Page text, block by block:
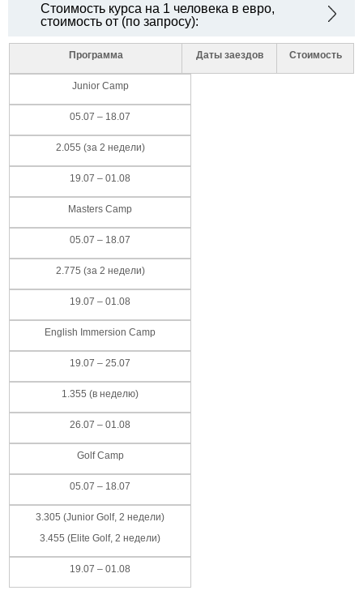
Стоимость курса на 1 человека в евро,
стоимость от (по запросу):
Программа Даты заездов Стоимость
Junior Camp
05.07 – 18.07
2.055 (за 2 недели)
19.07 – 01.08
Masters Camp
05.07 – 18.07
2.775 (за 2 недели)
19.07 – 01.08
English Immersion Camp
19.07 – 25.07
1.355 (в неделю)
26.07 – 01.08
Golf Camp
05.07 – 18.07
3.305 (Junior Golf, 2 недели)
3.455 (Elite Golf, 2 недели)
19.07 – 01.08